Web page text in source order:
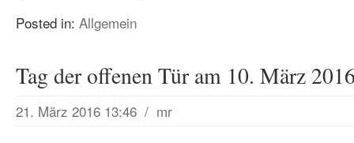
Posted in: Allgemein
Tag der offenen Tür am 10. März
21. März 2016 13:46 / mr